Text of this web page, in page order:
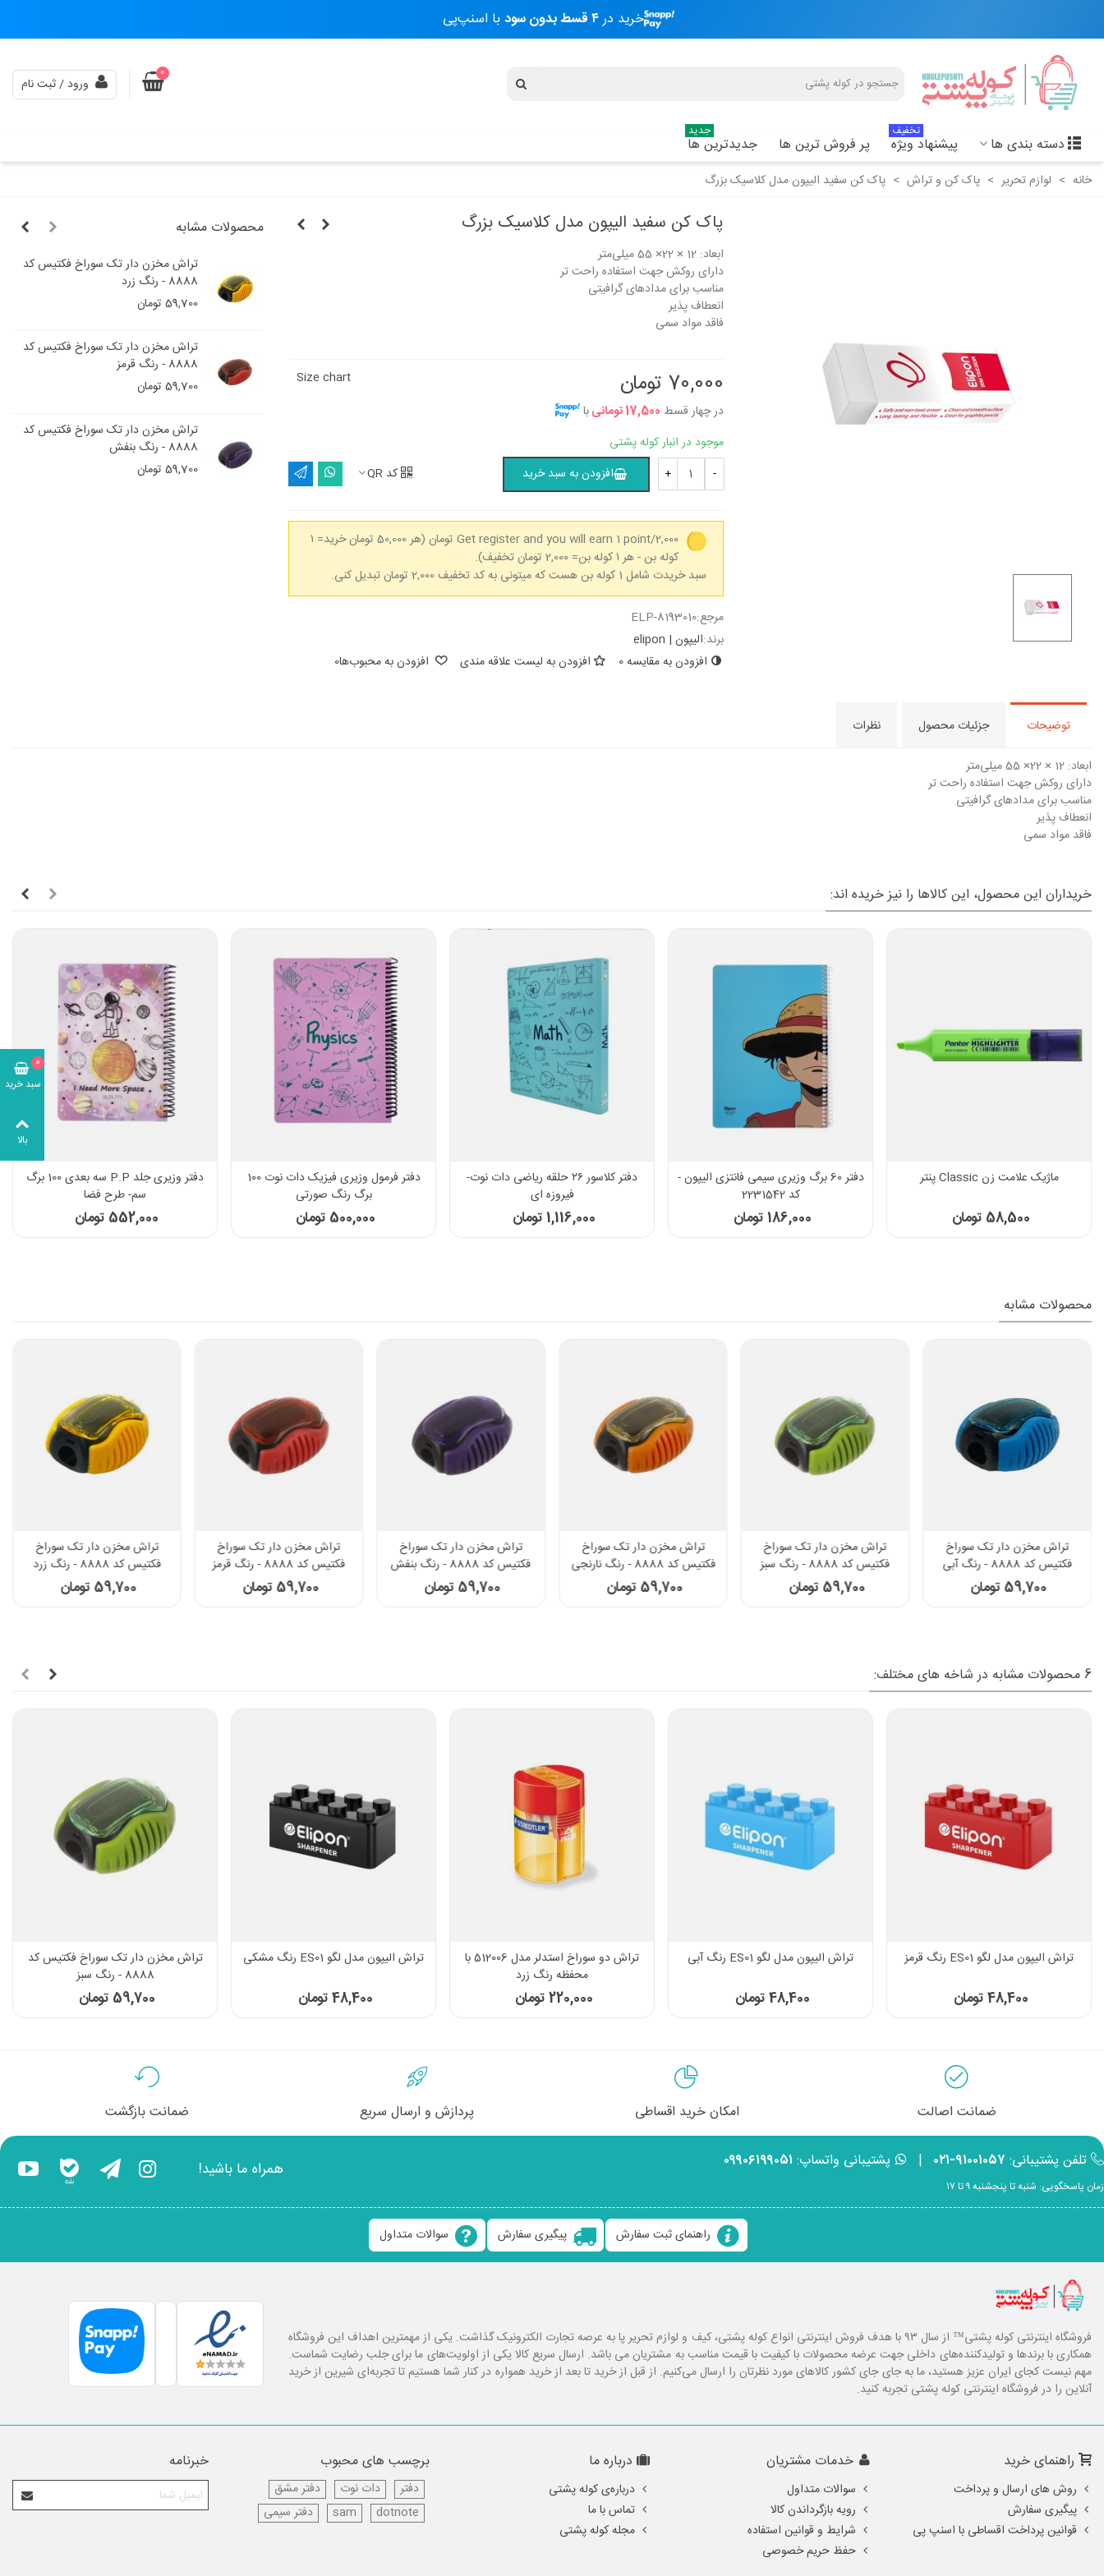
خرید در۴ قسط بدون سود با اسنپ‌پی
0
ورود / ثبت نام
دسته بندی ها پیشنهاد ویژه
تخفیف
پر فروش ترین ها جدیدترین ها
جدید
خانه > لوازم تحریر > پاک کن و تراش > پاک کن سفید الیپون مدل کلاسیک بزرگ
پاک کن سفید الیپون مدل کلاسیک بزرگ
ابعاد: 12 × 22× 55 میلی‌متر
دارای روکش جهت استفاده راحت تر
مناسب برای مدادهای گرافیتی
انعطاف پذیر
فاقد مواد سمی
70,000 تومان
در چهار قسط 17,500 تومانی با
Size chart
موجود در انبار کوله پشتی
-
+ افزودن به سبد خرید کد QR
Get register and you will earn 1 point/2,000 تومان
(هر 50,000 تومان خرید= ۱
کوله بن - هر ۱ کوله بن= 2,000 تومان تخفیف).
سبد خریدت شامل 1 کوله بن هست که میتونی به کد تخفیف 2,000 تومان تبدیل کنی.
مرجع:ELP-8193010
برند:الیپون | elipon
افزودن به مقایسه0 افزودن به لیست علاقه مندی افزودن به محبوب‌ها0
محصولات مشابه
تراش مخزن دار تک سوراخ فکتیس کد
8888 - رنگ زرد
59,700 تومان
تراش مخزن دار تک سوراخ فکتیس کد
8888 - رنگ قرمز
59,700 تومان
تراش مخزن دار تک سوراخ فکتیس کد
8888 - رنگ بنفش
59,700 تومان
توضیحات جزئیات محصول نظرات
ابعاد: 12 × 22× 55 میلی‌متر
دارای روکش جهت استفاده راحت تر
مناسب برای مدادهای گرافیتی
انعطاف پذیر
فاقد مواد سمی
خریداران این محصول، این کالاها را نیز خریده اند:
ماژیک علامت زن Classic پنتر
58,500 تومان
دفتر 60 برگ وزیری سیمی فانتزی الیپون -
کد 2231542
186,000 تومان
دفتر کلاسور ۲۶ حلقه ریاضی دات نوت-
فیروزه ای
1,116,000 تومان
دفتر فرمول وزیری فیزیک دات نوت 100
برگ رنگ صورتی
500,000 تومان
دفتر وزیری جلد P.P سه بعدی 100 برگ
سم- طرح فضا
552,000 تومان
محصولات مشابه
تراش مخزن دار تک سوراخ
فکتیس کد 8888 - رنگ آبی
59,700 تومان
تراش مخزن دار تک سوراخ
فکتیس کد 8888 - رنگ سبز
59,700 تومان
تراش مخزن دار تک سوراخ
فکتیس کد 8888 - رنگ نارنجی
59,700 تومان
تراش مخزن دار تک سوراخ
فکتیس کد 8888 - رنگ بنفش
59,700 تومان
تراش مخزن دار تک سوراخ
فکتیس کد 8888 - رنگ قرمز
59,700 تومان
تراش مخزن دار تک سوراخ
فکتیس کد 8888 - رنگ زرد
59,700 تومان
6 محصولات مشابه در شاخه های مختلف:
تراش الیپون مدل لگو ES01 رنگ قرمز
48,400 تومان
تراش الیپون مدل لگو ES01 رنگ آبی
48,400 تومان
تراش دو سوراخ استدلر مدل 512006 با
محفظه رنگ زرد
220,000 تومان
تراش الیپون مدل لگو ES01 رنگ مشکی
48,400 تومان
تراش مخزن دار تک سوراخ فکتیس کد
8888 - رنگ سبز
59,700 تومان
ضمانت اصالت امکان خرید اقساطی پردازش و ارسال سریع ضمانت بازگشت
تلفن پشتیبانی: ۹۱۰۰۱۰۵۷-۰۲۱ | پشتیبانی واتساپ: ۰۹۹۰۶۱۹۹۰۵۱
زمان پاسخگویی: شنبه تا پنجشنبه ۹ تا ۱۷
همراه ما باشید!
راهنمای ثبت سفارش پیگیری سفارش سوالات متداول
فروشگاه اینترنتی کوله پشتی
™ از سال ۹۳ با هدف فروش اینترنتی انواع کوله پشتی، کیف و لوازم تحریر پا به عرصه تجارت الکترونیک گذاشت. یکی از مهمترین اهداف این فروشگاه
همکاری با برند‌ها و تولیدکننده‌های داخلی جهت عرضه محصولات با کیفیت با قیمت مناسب به مشتریان می باشد. ارسال سریع کالا یکی از اولویت‌های ما برای جلب رضایت شماست.
مهم نیست کجای ایران عزیز هستید، ما به جای جای کشور کالا‌های مورد نظرتان را ارسال می‌کنیم. از قبل از خرید تا بعد از خرید همواره در کنار شما هستیم تا تجربه‌ای شیرین از خرید
آنلاین را در فروشگاه اینترنتی کوله پشتی تجربه کنید.
راهنمای خرید
روش های ارسال و پرداخت
پیگیری سفارش
قوانین پرداخت اقساطی با اسنپ پی
خدمات مشتریان
سوالات متداول
رویه بازگرداندن کالا
شرایط و قوانین استفاده
حفظ حریم خصوصی
درباره ما
درباره‌ی کوله پشتی
تماس با ما
مجله کوله پشتی
برچسب های محبوب
دفتر دات نوت
دفتر مشق
dotnote
sam دفتر سیمی
خبرنامه
سبد خرید
0
بالا